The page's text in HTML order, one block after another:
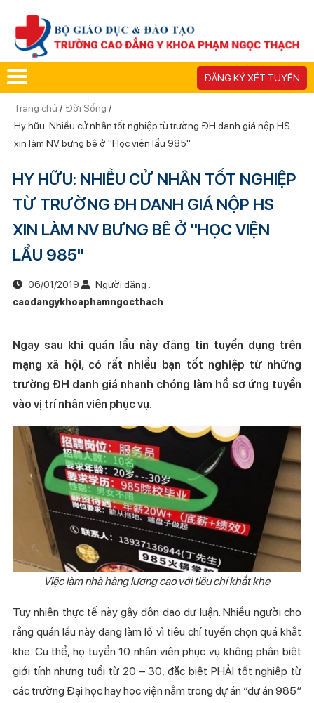
ĐĂNG KÝ XÉT TUYỂN
Trang chủ / Đời Sống /
Hy hữu: Nhiều cử nhân tốt nghiệp từ trường ĐH danh giá nộp HS
xin làm NV bưng bê ở "Học viện lẩu 985"
HY HỮU: NHIỀU CỬ NHÂN TỐT NGHIỆP
TỪ TRƯỜNG ĐH DANH GIÁ NỘP HS
XIN LÀM NV BƯNG BÊ Ở "HỌC VIỆN
LẨU 985"
06/01/2019
Người đăng :
caodangykhoaphamngocthach
Ngay sau khi quán lẩu này đăng tin tuyển dụng trên
mạng xã hội, có rất nhiều bạn tốt nghiệp từ những
trường ĐH danh giá nhanh chóng làm hồ sơ ứng tuyển
vào vị trí nhân viên phục vụ.
Việc làm nhà hàng lương cao với tiêu chí khắt khe
Tuy nhiên thực tế này gây dôn dao dư luận. Nhiều người cho
rằng quán lẩu này đang làm lố vì tiêu chí tuyển chọn quá khắt
khe. Cụ thể, họ tuyển 10 nhân viên phục vụ không phân biệt
giới tính nhưng tuổi từ 20 – 30, đặc biệt PHẢI tốt nghiệp từ
các trường Đại học hay học viện nằm trong dự án “dự án 985”